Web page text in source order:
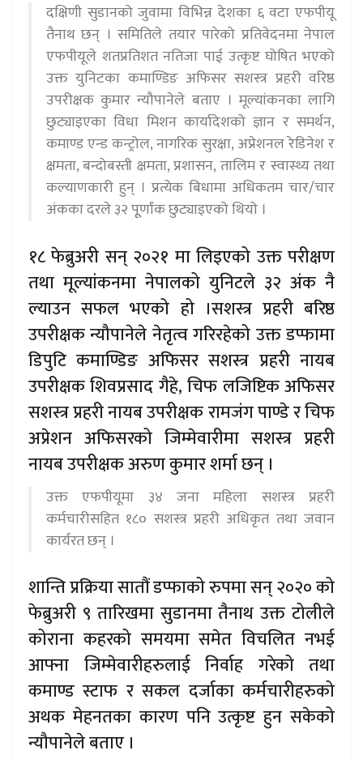
दक्षिणी सुडानको जुवामा विभिन्न देशका ६ वटा एफपीयू
तैनाथ छन् । समितिले तयार पारेको प्रतिवेदनमा नेपाल
एफपीयूले शतप्रतिशत नतिजा पाई उत्कृष्ट घोषित भएको
उक्त युनिटका कमाण्डिङ अफिसर सशस्त्र प्रहरी वरिष्ठ
उपरीक्षक कुमार न्यौपानेले बताए । मूल्यांकनका लागि
छुट्याइएका विधा मिशन कार्यादेशको ज्ञान र समर्थन,
कमाण्ड एन्ड कन्ट्रोल, नागरिक सुरक्षा, अप्रेशनल रेडिनेश र
क्षमता, बन्दोबस्ती क्षमता, प्रशासन, तालिम र स्वास्थ्य तथा
कल्याणकारी हुन् । प्रत्येक बिधामा अधिकतम चार/चार
अंकका दरले ३२ पूूर्णांक छुट्याइएको थियो ।
१८ फेब्रुअरी सन् २०२१ मा लिइएको उक्त परीक्षण
तथा मूल्यांकनमा नेपालको युनिटले ३२ अंक नै
ल्याउन सफल भएको हो ।सशस्त्र प्रहरी बरिष्ठ
उपरीक्षक न्यौपानेले नेतृत्व गरिरहेको उक्त डप्फामा
डिपुटि कमाण्डिङ अफिसर सशस्त्र प्रहरी नायब
उपरीक्षक शिवप्रसाद गैहे, चिफ लजिष्टिक अफिसर
सशस्त्र प्रहरी नायब उपरीक्षक रामजंग पाण्डे र चिफ
अप्रेशन अफिसरको जिम्मेवारीमा सशस्त्र प्रहरी
नायब उपरीक्षक अरुण कुमार शर्मा छन् ।
उक्त एफपीयूमा ३४ जना महिला सशस्त्र प्रहरी
कर्मचारीसहित १८० सशस्त्र प्रहरी अधिकृत तथा जवान
कार्यरत छन् ।
शान्ति प्रक्रिया सातौं डप्फाको रुपमा सन् २०२० को
फेब्रुअरी ९ तारिखमा सुडानमा तैनाथ उक्त टोलीले
कोराना कहरको समयमा समेत विचलित नभई
आफ्ना जिम्मेवारीहरुलाई निर्वाह गरेको तथा
कमाण्ड स्टाफ र सकल दर्जाका कर्मचारीहरुको
अथक मेहनतका कारण पनि उत्कृष्ट हुन सकेको
न्यौपानेले बताए ।